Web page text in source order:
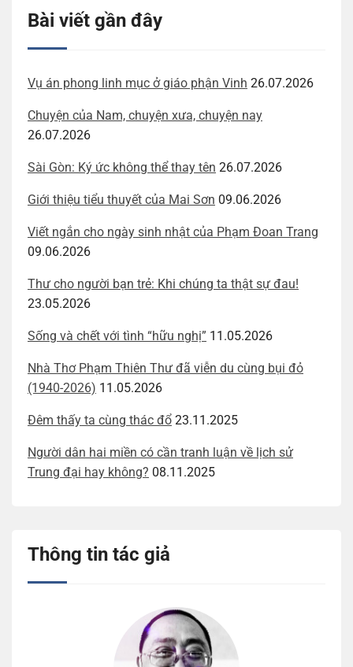
Bài viết gần đây
Vụ án phong linh mục ở giáo phận Vinh 26.07.2026
Chuyện của Nam, chuyện xưa, chuyện nay
26.07.2026
Sài Gòn: Ký ức không thể thay tên 26.07.2026
Giới thiệu tiểu thuyết của Mai Sơn 09.06.2026
Viết ngắn cho ngày sinh nhật của Phạm Đoan Trang
09.06.2026
Thư cho người bạn trẻ: Khi chúng ta thật sự đau!
23.05.2026
Sống và chết với tình “hữu nghị” 11.05.2026
Nhà Thơ Phạm Thiên Thư đã viễn du cùng bụi đỏ
(1940-2026) 11.05.2026
Đêm thấy ta cùng thác đổ 23.11.2025
Người dân hai miền có cần tranh luận về lịch sử
Trung đại hay không? 08.11.2025
Thông tin tác giả